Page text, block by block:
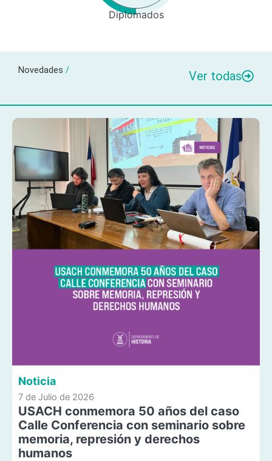
Diplomados
Novedades / Ver todas
Noticia
7 de Julio de 2026
USACH conmemora 50 años del caso
Calle Conferencia con seminario sobre
memoria, represión y derechos
humanos